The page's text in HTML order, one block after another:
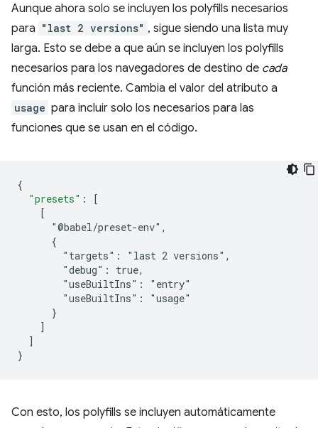
Aunque ahora solo se incluyen los polyfills necesarios
para "last 2 versions" , sigue siendo una lista muy
larga. Esto se debe a que aún se incluyen los polyfills
necesarios para los navegadores de destino de cada
función más reciente. Cambia el valor del atributo a
usage para incluir solo los necesarios para las
funciones que se usan en el código.
{
"presets" :
[
    [
      "@babel/preset-env",
      {
        "targets": "last 2 versions",
        "debug": true,
        "useBuiltIns": "entry"
        "useBuiltIns": "usage"
      }
]
]
}
Con esto, los polyfills se incluyen automáticamente